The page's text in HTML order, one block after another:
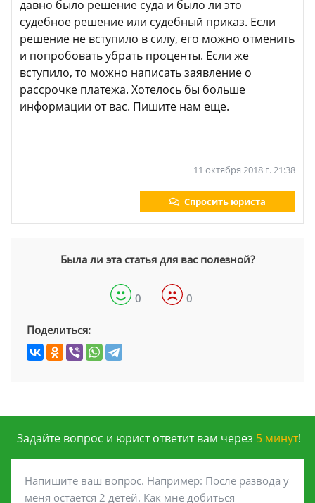
давно было решение суда и было ли это
судебное решение или судебный приказ. Если
решение не вступило в силу, его можно отменить
и попробовать убрать проценты. Если же
вступило, то можно написать заявление о
рассрочке платежа. Хотелось бы больше
информации от вас. Пишите нам еще.
11 октября 2018 г. 21:38
Спросить юриста
Была ли эта статья для вас полезной?
0 0
Поделиться:
Задайте вопрос и юрист ответит вам через 5 минут!